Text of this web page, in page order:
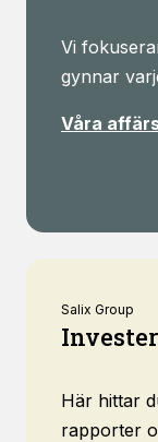
Vi
gynnar
Våra
Salix Group
Här hittar
rapporter